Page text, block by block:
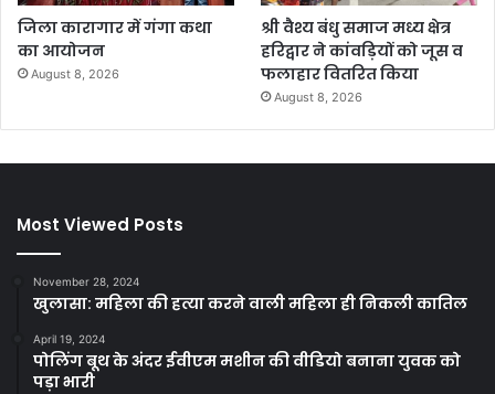
जिला कारागार में गंगा कथा
का आयोजन
August 8, 2026
श्री वैश्य बंधु समाज मध्य क्षेत्र
हरिद्वार ने कांवड़ियों को जूस व
फलाहार वितरित किया
August 8, 2026
Most Viewed Posts
November 28, 2024
खुलासा: महिला की हत्या करने वाली महिला ही निकली कातिल
April 19, 2024
पोलिंग बूथ के अंदर ईवीएम मशीन की वीडियो बनाना युवक को
पड़ा भारी